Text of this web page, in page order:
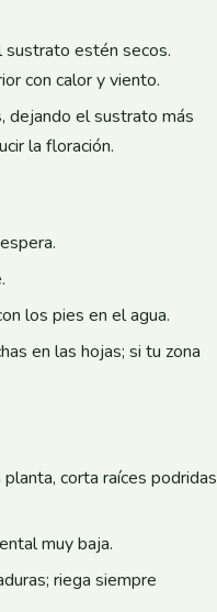
estén secos.
con calor y viento.
, dejando el sustrato más
la floración.
los pies en el agua.
en las hojas; si tu zona
corta raíces podridas
muy baja.
riega siempre